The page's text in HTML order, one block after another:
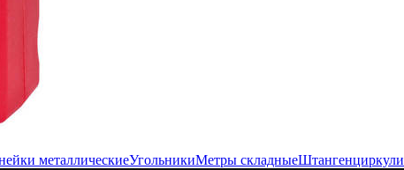
металлическиеУгольникиМетры складныеШтангенциркули